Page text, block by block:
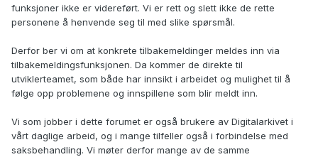
funksjoner ikke er videreført. Vi er rett og slett ikke de rette
personene å henvende seg til med slike spørsmål.
Derfor ber vi om at konkrete tilbakemeldinger meldes inn via
tilbakemeldingsfunksjonen. Da kommer de direkte til
utviklerteamet, som både har innsikt i arbeidet og mulighet til å
følge opp problemene og innspillene som blir meldt inn.
Vi som jobber i dette forumet er også brukere av Digitalarkivet i
vårt daglige arbeid, og i mange tilfeller også i forbindelse med
saksbehandling. Vi møter derfor mange av de samme